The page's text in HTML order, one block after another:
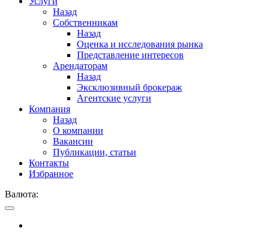
Назад
Собственникам
Назад
Оценка и исследования рынка
Представление интересов
Арендаторам
Назад
Эксклюзивный брокераж
Агентские услуги
Компания
Назад
О компании
Вакансии
Публикации, статьи
Контакты
Избранное
Валюта: